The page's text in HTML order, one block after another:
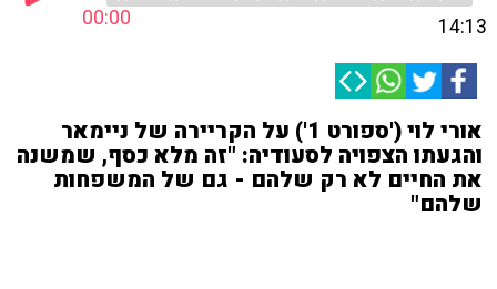
00:00 14:13
אורי לוי ('ספורט 1') על הקריירה של ניימאר
והגעתו הצפויה לסעודיה: "זה מלא כסף, שמשנה
את החיים לא רק שלהם - גם של המשפחות
שלהם"